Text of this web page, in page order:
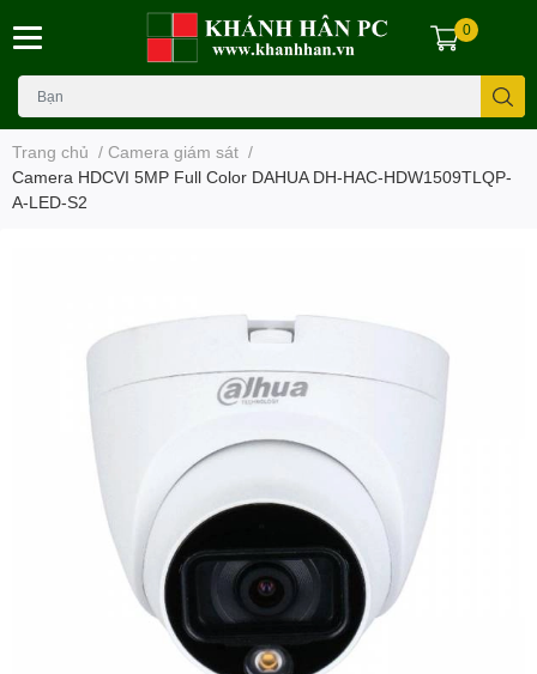
0
Trang chủ / Camera giám sát /
Camera HDCVI 5MP Full Color DAHUA DH-HAC-HDW1509TLQP-
A-LED-S2